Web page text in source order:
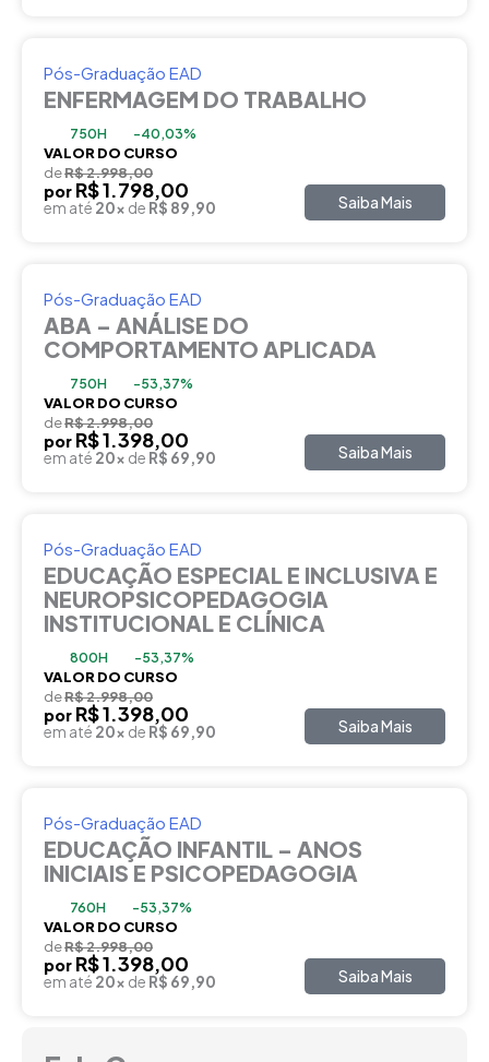
Pós-Graduação EAD
ENFERMAGEM DO TRABALHO
750H -40,03%
VALOR DO CURSO
deR$ 2.998,00
por R$ 1.798,00
em até 20x de R$ 89,90 Saiba Mais
Pós-Graduação EAD
ABA – ANÁLISE DO
COMPORTAMENTO APLICADA
750H -53,37%
VALOR DO CURSO
deR$ 2.998,00
por R$ 1.398,00
em até 20x de R$ 69,90 Saiba Mais
Pós-Graduação EAD
EDUCAÇÃO ESPECIAL E INCLUSIVA E
NEUROPSICOPEDAGOGIA
INSTITUCIONAL E CLÍNICA
800H -53,37%
VALOR DO CURSO
deR$ 2.998,00
por R$ 1.398,00
em até 20x de R$ 69,90 Saiba Mais
Pós-Graduação EAD
EDUCAÇÃO INFANTIL – ANOS
INICIAIS E PSICOPEDAGOGIA
760H -53,37%
VALOR DO CURSO
deR$ 2.998,00
por R$ 1.398,00
em até 20x de R$ 69,90 Saiba Mais